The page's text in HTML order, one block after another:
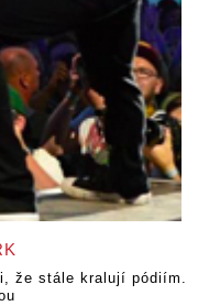
že stále kralují pódiím.